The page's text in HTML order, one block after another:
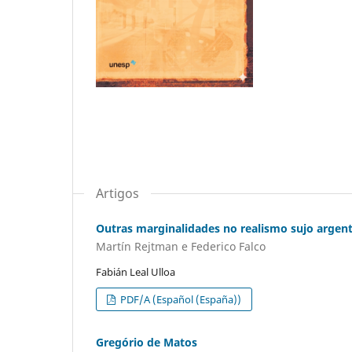
Artigos
Outras marginalidades no realismo sujo
Martín Rejtman e Federico Falco
Fabián Leal Ulloa
PDF/A (Español (España))
Gregório de Matos